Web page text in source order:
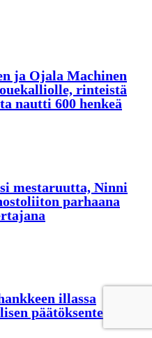
ja Ojala Machinen
rinteistä
nautti 600 henkeä
mestaruutta, Ninni
parhaana
illassa
päätöksenteon